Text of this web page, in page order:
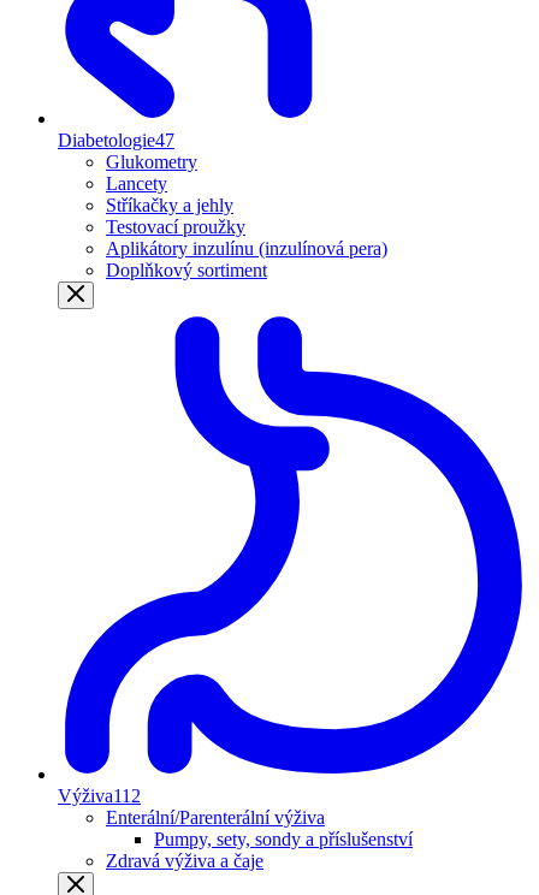
Diabetologie47
Glukometry
Lancety
Stříkačky a jehly
Testovací proužky
Aplikátory inzulínu (inzulínová pera)
Doplňkový sortiment
Výživa112
Enterální/Parenterální výživa
Pumpy, sety, sondy a příslušenství
Zdravá výživa a čaje